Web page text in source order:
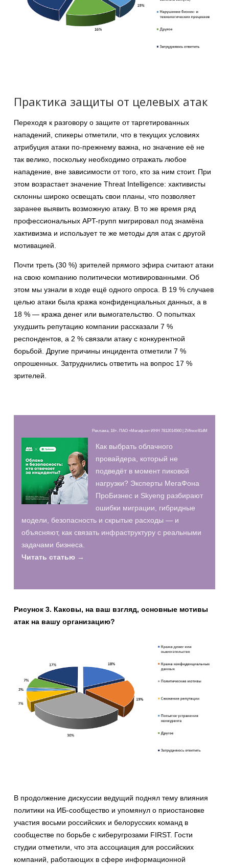
Практика защиты от целевых атак
Переходя к разговору о защите от таргетированных
нападений, спикеры отметили, что в текущих условиях
атрибуция атаки по-прежнему важна, но значение её не
так велико, поскольку необходимо отражать любое
нападение, вне зависимости от того, кто за ним стоит. При
этом возрастает значение Threat Intelligence: хактивисты
склонны широко освещать свои планы, что позволяет
заранее выявить возможную атаку. В то же время ряд
профессиональных APT-групп мигрировал под знамёна
хактивизма и использует те же методы для атак с другой
мотивацией.
Почти треть (30 %) зрителей прямого эфира считают атаки
на свою компанию политически мотивированными. Об
этом мы узнали в ходе ещё одного опроса. В 19 % случаев
целью атаки была кража конфиденциальных данных, а в
18 % — кража денег или вымогательство. О попытках
ухудшить репутацию компании рассказали 7 %
респондентов, а 2 % связали атаку с конкурентной
борьбой. Другие причины инцидента отметили 7 %
опрошенных. Затруднились ответить на вопрос 17 %
зрителей.
Реклама, 18+. ПАО «Мегафон» ИНН 7812014560 | 2Vfnxxr81dM
Как выбрать облачного
провайдера, который не
подведёт в момент пиковой
нагрузки? Эксперты МегаФона
ПроБизнес и Skyeng разбирают
ошибки миграции, гибридные
модели, безопасность и скрытые расходы — и
объясняют, как связать инфраструктуру с реальными
задачами бизнеса.
Читать статью →
Рисунок 3. Каковы, на ваш взгляд, основные мотивы
атак на вашу организацию?
В продолжение дискуссии ведущий поднял тему влияния
политики на ИБ-сообщество и упомянул о приостановке
участия восьми российских и белорусских команд в
сообществе по борьбе с киберугрозами FIRST. Гости
студии отметили, что эта ассоциация для российских
компаний, работающих в сфере информационной